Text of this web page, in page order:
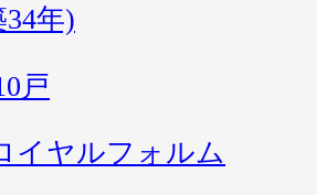
34年)
戸
イヤルフォルム